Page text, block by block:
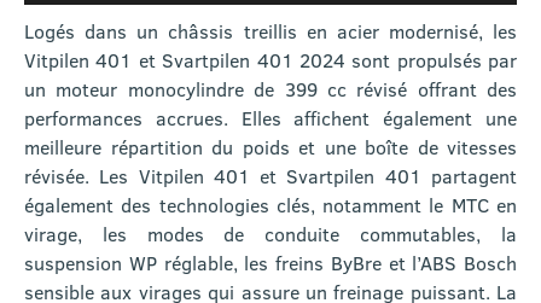
Logés dans un châssis treillis en acier modernisé, les
Vitpilen 401 et Svartpilen 401 2024 sont propulsés par
un moteur monocylindre de 399 cc révisé offrant des
performances accrues. Elles affichent également une
meilleure répartition du poids et une boîte de vitesses
révisée. Les Vitpilen 401 et Svartpilen 401 partagent
également des technologies clés, notamment le MTC en
virage, les modes de conduite commutables, la
suspension WP réglable, les freins ByBre et l’ABS Bosch
sensible aux virages qui assure un freinage puissant. La